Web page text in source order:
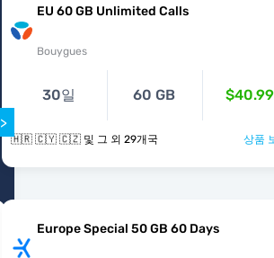
>
EU 60 GB Unlimited Calls
Bouygues
30일 60 GB $40.99
🇭🇷 🇨🇾 🇨🇿 및 그 외 29개국 상품
Europe Special 50 GB 60 Days